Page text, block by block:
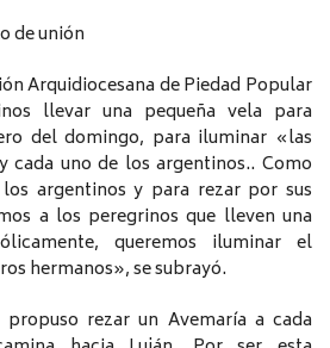
de unión
Arquidiocesana de Piedad Popular
llevar una pequeña vela para
del domingo, para iluminar «las
cada uno de los argentinos.. Como
argentinos y para rezar por sus
a los peregrinos que lleven una
queremos iluminar el
hermanos», se subrayó.
rezar un Avemaría a cada